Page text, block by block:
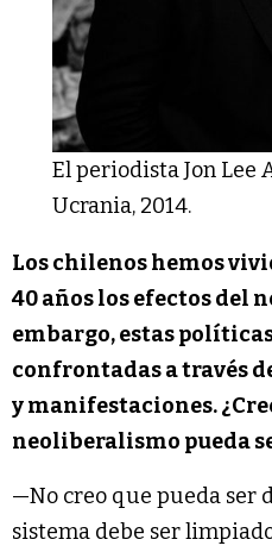
El periodista Jon Lee
Ucrania, 2014.
Los chilenos hemos
40 años los efectos del
embargo, estas
confrontadas a través
y manifestaciones.
neoliberalismo pueda
—No creo que pueda ser
sistema debe ser